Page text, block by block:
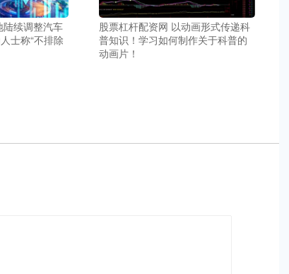
陆续调整汽车
士称“不排除
股票杠杆配资网 以动画形式传递科
普知识！学习如何制作关于科普的
动画片！